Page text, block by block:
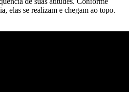
elas se realizam e chegam ao topo.